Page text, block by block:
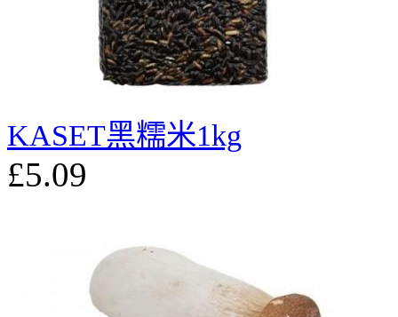
KASET黑糯米1kg
£5.09